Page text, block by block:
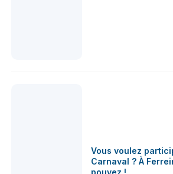
Vous voulez
Carnaval ? À
pouvez !